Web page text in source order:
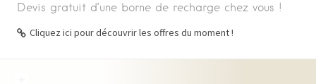
Devis gratuit d’une borne de recharge chez vous !
Cliquez ici pour découvrir les offres du moment !